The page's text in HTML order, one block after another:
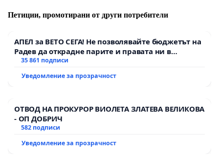
Петиции, промотирани от други потребители
АПЕЛ за ВЕТО СЕГА! Не позволявайте бюджетът на
Радев да открадне парите и правата ни в
тъмното
35 861 подписи
Уведомление за прозрачност
ОТВОД НА ПРОКУРОР ВИОЛЕТА ЗЛАТЕВА ВЕЛИКОВА
- ОП ДОБРИЧ
582 подписи
Уведомление за прозрачност